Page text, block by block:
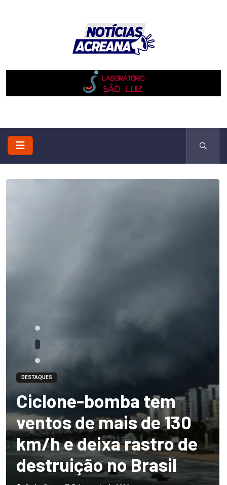
DESTAQUES
Ciclone-bomba tem
ventos de mais de 130
km/h e deixa rastro de
destruição no Brasil